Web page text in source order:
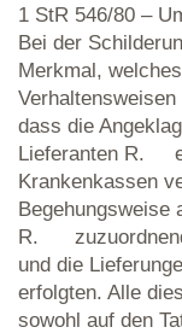
1 StR 546/80 –
Bei der
Merkmal,
dass die
Lieferanten R.
Krankenkassen
Begehungsweise
R.
und die
erfolgten. Alle
sowohl auf den